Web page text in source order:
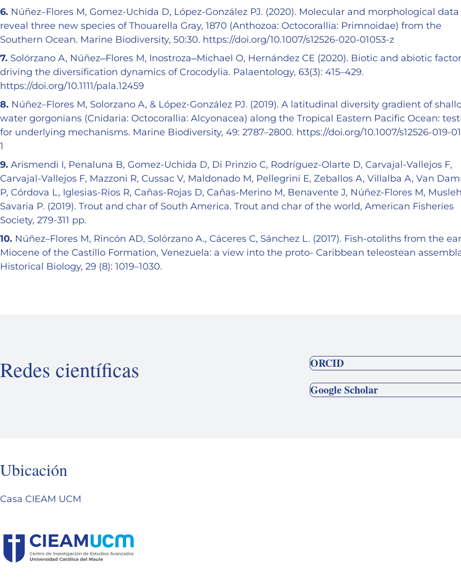
6. Núñez–Flores M, Gomez-Uchida D, López-González PJ. (2020). Molecular and morphological data
reveal three new species of Thouarella Gray, 1870 (Anthozoa: Octocorallia: Primnoidae) from the
Southern Ocean. Marine Biodiversity, 50:30. https://doi.org/10.1007/s12526-020-01053-z
7. Solórzano A, Núñez‒Flores M, Inostroza‒Michael O, Hernández CE (2020). Biotic and abiotic
driving the diversification dynamics of Crocodylia. Palaentology, 63(3): 415–429.
https://doi.org/10.1111/pala.12459
8. Núñez–Flores M, Solorzano A, & López-González PJ. (2019). A latitudinal diversity gradient of
water gorgonians (Cnidaria: Octocorallia: Alcyonacea) along the Tropical Eastern Pacific Ocean:
for underlying mechanisms. Marine Biodiversity, 49: 2787–2800. https://doi.org/10.1007/s12526-019-
1
9. Arismendi I, Penaluna B, Gomez-Uchida D, Di Prinzio C, Rodríguez-Olarte D, Carvajal-Vallejos F,
Carvajal-Vallejos F, Mazzoni R, Cussac V, Maldonado M, Pellegrini E, Zeballos A, Villalba A, Van
P, Córdova L, Iglesias-Rios R, Cañas-Rojas D, Cañas-Merino M, Benavente J, Núñez-Flores M,
Savaria P. (2019). Trout and char of South America. Trout and char of the world, American Fisheries
Society, 279-311 pp.
10. Núñez–Flores M, Rincón AD, Solórzano A., Cáceres C, Sánchez L. (2017). Fish-otoliths from the
Miocene of the Castillo Formation, Venezuela: a view into the proto- Caribbean teleostean
Historical Biology, 29 (8): 1019–1030.
Redes científicas
ORCID
Google Scholar
Ubicación
Casa CIEAM UCM